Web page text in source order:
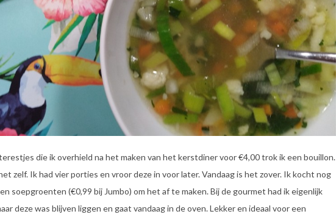
die ik overhield na het maken van het kerstdiner voor €4,00 trok ik een bouillon.
zelf. Ik had vier porties en vroor deze in voor later. Vandaag is het zover. Ik kocht nog
soepgroenten (€0,99 bij Jumbo) om het af te maken. Bij de gourmet had ik eigenlijk
deze was blijven liggen en gaat vandaag in de oven. Lekker en ideaal voor een